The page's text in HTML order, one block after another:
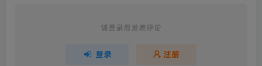
请登录后发表评论
登录 注册